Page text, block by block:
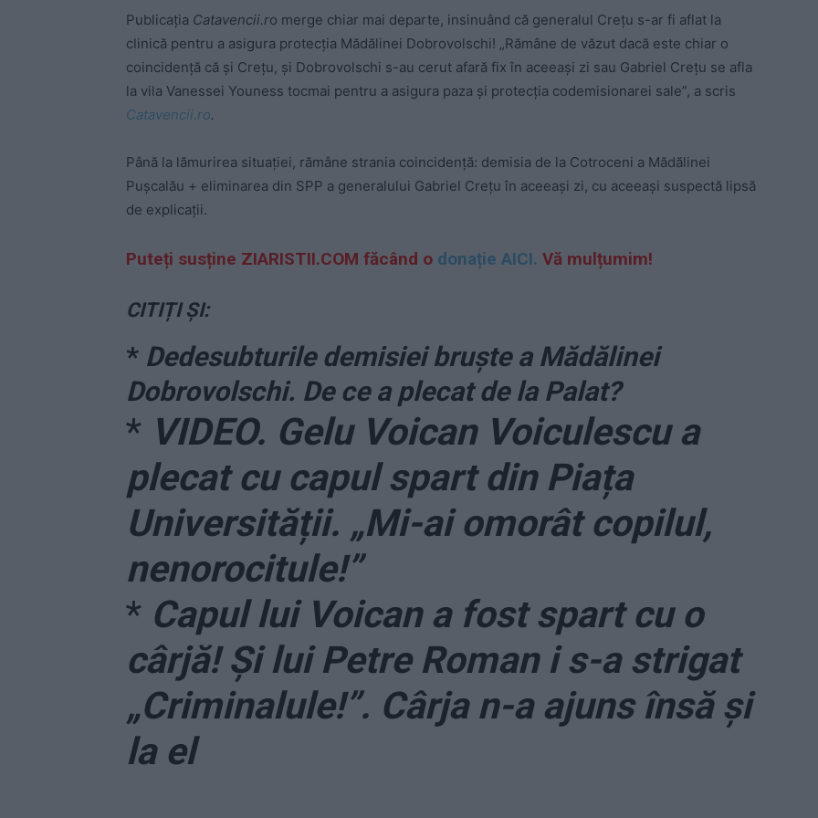
Publicația Catavencii.ro merge chiar mai departe, insinuând că generalul Crețu s-ar fi aflat la
clinică pentru a asigura protecția Mădălinei Dobrovolschi! „Rămâne de văzut dacă este chiar o
coincidență că și Crețu, și Dobrovolschi s-au cerut afară fix în aceeași zi sau Gabriel Crețu se afla
la vila Vanessei Youness tocmai pentru a asigura paza și protecția codemisionarei sale”, a scris
Catavencii.ro.
Până la lămurirea situației, rămâne strania coincidență: demisia de la Cotroceni a Mădălinei
Pușcalău + eliminarea din SPP a generalului Gabriel Crețu în aceeași zi, cu aceeași suspectă lipsă
de explicații.
Puteți susține ZIARISTII.COM făcând o donație AICI. Vă mulțumim!
CITIȚI ȘI:
* Dedesubturile demisiei bruște a Mădălinei
Dobrovolschi. De ce a plecat de la Palat?
* VIDEO. Gelu Voican Voiculescu a
plecat cu capul spart din Piața
Universității. „Mi-ai omorât copilul,
nenorocitule!”
* Capul lui Voican a fost spart cu o
cârjă! Și lui Petre Roman i s-a strigat
„Criminalule!”. Cârja n-a ajuns însă și
la el